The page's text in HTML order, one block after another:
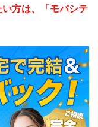
方は、「モバシテ